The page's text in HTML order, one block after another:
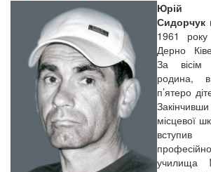
Юрій
Сидорчук
1961
Дерно
За вісім
родина,
п’ятеро
місцевої